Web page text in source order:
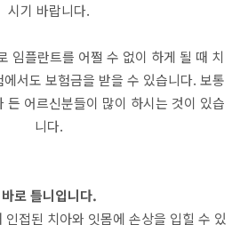
시기 바랍니다.
임플란트를 어쩔 수 없이 하게 될 때 치
서도 보험금을 받을 수 있습니다. 보통
든 어르신분들이 많이 하시는 것이 있습
니다.
바로 틀니입니다.
접된 치아와 잇몸에 손상을 입힐 수 있